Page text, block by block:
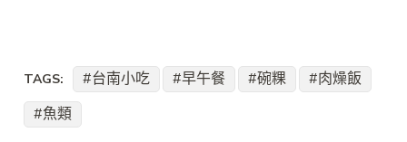
TAGS: 台南小吃 早午餐 碗粿
肉燥飯
魚類